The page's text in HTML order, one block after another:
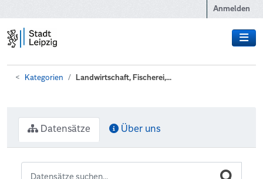
Anmelden
Kategorien Landwirtschaft, Fischerei,...
Datensätze Über uns